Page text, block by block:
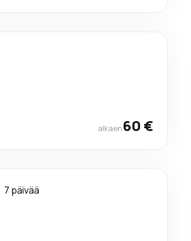
alkaen60 €
7 päivää